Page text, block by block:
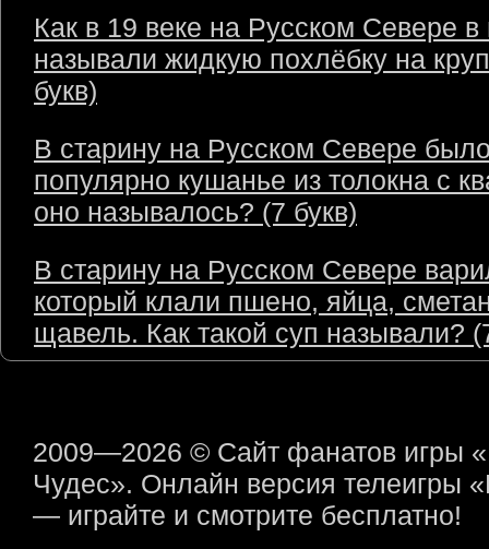
Как в 19 веке на Русском Севере в
называли жидкую похлёбку на
букв)
В старину на Русском Севере
популярно кушанье из толокна с
оно называлось? (7 букв)
В старину на Русском Севере
который клали пшено, яйца,
щавель. Как такой суп называли?
2009—2026 © Сайт фанатов игры
Чудес». Онлайн версия телеигры
— играйте и смотрите бесплатно!